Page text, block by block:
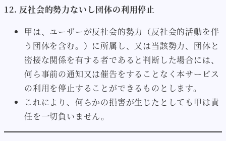
12. 反社会的勢力ないし団体の利用停止
甲は、ユーザーが反社会的勢力（反社会的活動を伴
う団体を含む。）に所属し、又は当該勢力、団体と
密接な関係を有する者であると判断した場合には、
何ら事前の通知又は催告をすることなく本サービス
の利用を停止することができるものとします。
これにより、何らかの損害が生じたとしても甲は責
任を一切負いません。